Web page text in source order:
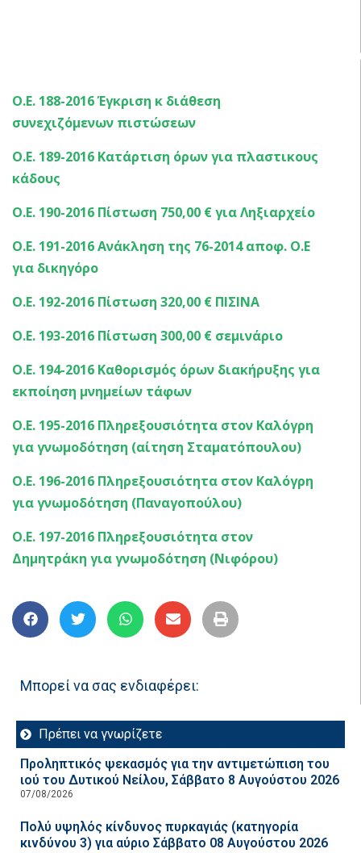
ΑΠΟΦΑΣΕΙΣ ΟΙΚΟΝΟΜΙΚΗΣ ΕΠΙΤΡΟΠΗΣ 2016 –
Ο.Ε. 188-2016 Έγκριση κ διάθεση
συνεχιζόμενων πιστώσεων
Ο.Ε. 189-2016 Κατάρτιση όρων για πλαστικους
κάδους
Ο.Ε. 190-2016 Πίστωση 750,00 € για Ληξιαρχείο
Ο.Ε. 191-2016 Ανάκληση της 76-2014 αποφ. Ο.Ε
για δικηγόρο
Ο.Ε. 192-2016 Πίστωση 320,00 € ΠΙΣΙΝΑ
Ο.Ε. 193-2016 Πίστωση 300,00 € σεμινάριο
Ο.Ε. 194-2016 Καθορισμός όρων διακήρυξης για
εκποίηση μνημείων τάφων
Ο.Ε. 195-2016 Πληρεξουσιότητα στον Καλόγρη
για γνωμοδότηση (αίτηση Σταματόπουλου)
Ο.Ε. 196-2016 Πληρεξουσιότητα στον Καλόγρη
για γνωμοδότηση (Παναγοπούλου)
Ο.Ε. 197-2016 Πληρεξουσιότητα στον
Δημητράκη για γνωμοδότηση (Νιφόρου)
Μπορεί να σας ενδιαφέρει:
Πρέπει να γνωρίζετε
Προληπτικός ψεκασμός για την αντιμετώπιση του
ιού του Δυτικού Νείλου, Σάββατο 8 Αυγούστου 2026
07/08/2026
Πολύ υψηλός κίνδυνος πυρκαγιάς (κατηγορία
κινδύνου 3) για αύριο Σάββατο 08 Αυγούστου 2026